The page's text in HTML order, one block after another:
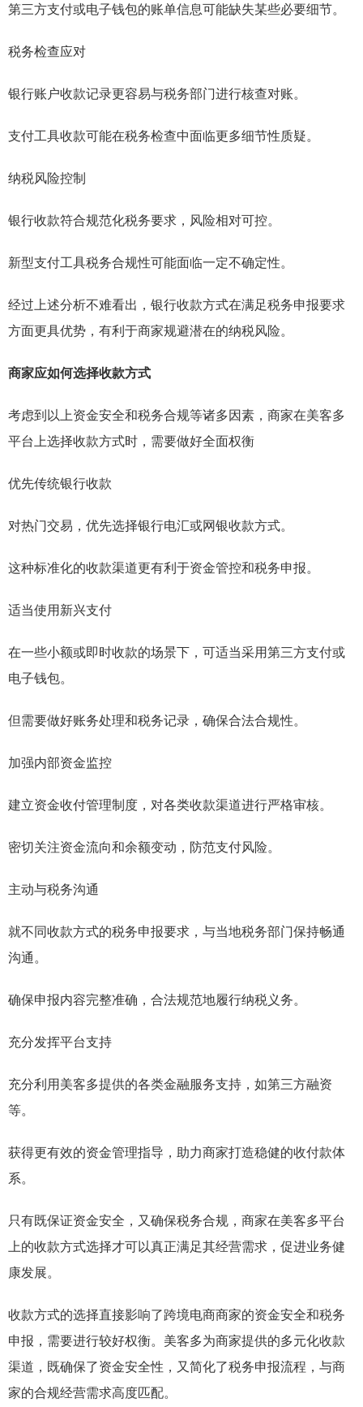
第三方支付或电子钱包的账单信息可能缺失某些必要细节。
税务检查应对
银行账户收款记录更容易与税务部门进行核查对账。
支付工具收款可能在税务检查中面临更多细节性质疑。
纳税风险控制
银行收款符合规范化税务要求，风险相对可控。
新型支付工具税务合规性可能面临一定不确定性。
经过上述分析不难看出，银行收款方式在满足税务申报要求
方面更具优势，有利于商家规避潜在的纳税风险。
商家应如何选择收款方式
考虑到以上资金安全和税务合规等诸多因素，商家在美客多
平台上选择收款方式时，需要做好全面权衡
优先传统银行收款
对热门交易，优先选择银行电汇或网银收款方式。
这种标准化的收款渠道更有利于资金管控和税务申报。
适当使用新兴支付
在一些小额或即时收款的场景下，可适当采用第三方支付或
电子钱包。
但需要做好账务处理和税务记录，确保合法合规性。
加强内部资金监控
建立资金收付管理制度，对各类收款渠道进行严格审核。
密切关注资金流向和余额变动，防范支付风险。
主动与税务沟通
就不同收款方式的税务申报要求，与当地税务部门保持畅通
沟通。
确保申报内容完整准确，合法规范地履行纳税义务。
充分发挥平台支持
充分利用美客多提供的各类金融服务支持，如第三方融资
等。
获得更有效的资金管理指导，助力商家打造稳健的收付款体
系。
只有既保证资金安全，又确保税务合规，商家在美客多平台
上的收款方式选择才可以真正满足其经营需求，促进业务健
康发展。
收款方式的选择直接影响了跨境电商商家的资金安全和税务
申报，需要进行较好权衡。美客多为商家提供的多元化收款
渠道，既确保了资金安全性，又简化了税务申报流程，与商
家的合规经营需求高度匹配。